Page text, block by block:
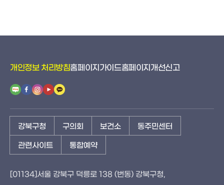
개인정보 처리방침홈페이지가이드홈페이지개선신고
강북구청 구의회 보건소 동주민센터
관련사이트 통합예약
[01134]서울 강북구 덕릉로 138 (번동) 강북구청,